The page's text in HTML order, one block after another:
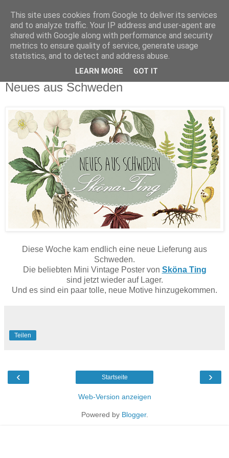
Neues aus Schweden
Diese Woche kam endlich eine neue Lieferung aus
Schweden.
Die beliebten Mini Vintage Poster von Sköna Ting
sind jetzt wieder auf Lager.
Und es sind ein paar tolle, neue Motive hinzugekommen.
Teilen
‹ ›
Startseite
Web-Version anzeigen
Powered by Blogger.
This site uses cookies from Google to deliver its services
and to analyze traffic. Your IP address and user-agent are
shared with Google along with performance and security
metrics to ensure quality of service, generate usage
statistics, and to detect and address abuse.
LEARN MORE GOT IT